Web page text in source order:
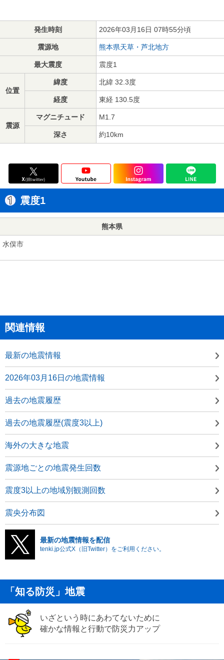
発生時刻 2026年03月16日 07時55分頃
震源地 熊本県天草・芦北地方
最大震度 震度1
位置
緯度 北緯 32.3度
経度 東経 130.5度
震源
マグニチュード M1.7
深さ 約10km
震度1
熊本県
水俣市
関連情報
最新の地震情報
2026年03月16日の地震情報
過去の地震履歴
過去の地震履歴(震度3以上)
海外の大きな地震
震源地ごとの地震発生回数
震度3以上の地域別観測回数
震央分布図
最新の地震情報を配信
tenki.jp公式X（旧Twitter）をご利用ください。
「知る防災」地震
いざという時にあわてないために
確かな情報と行動で防災力アップ